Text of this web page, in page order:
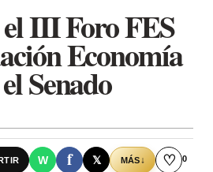
III Foro FES
Economía
Senado
W f 𝕏 MÁS↓ ♡ 0